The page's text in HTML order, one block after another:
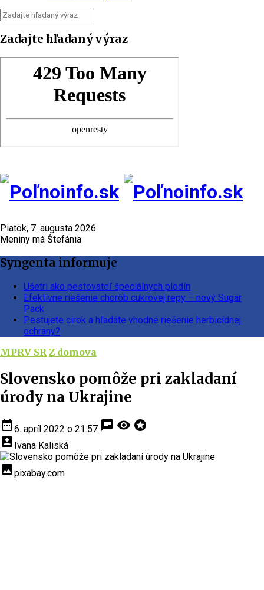
Zadajte hľadaný výraz
Piatok, 7. augusta 2026
Meniny má Štefánia
Syngenta informuje
Ušetri ako pestovateľ špeciálnych plodín
Efektívne riešenie chorôb cukrovej repy – nový Sugar
Pack
Pestujete cirok a hľadáte vhodné riešenie herbicídnej
ochrany?
MPRV SR Z domova
Slovensko pomôže pri zakladaní
úrody na Ukrajine
date_range6. apríl 2022 o 21:57 chat visibility stars
account_box Ivana Kaliská
insert_photopixabay.com